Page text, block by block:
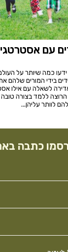
עם
כמה שיותר על
בידי המורים שלהם
לשאלה עם אילו
הרוצה ללמד בצורה
לוותר עליהן...
כתבה